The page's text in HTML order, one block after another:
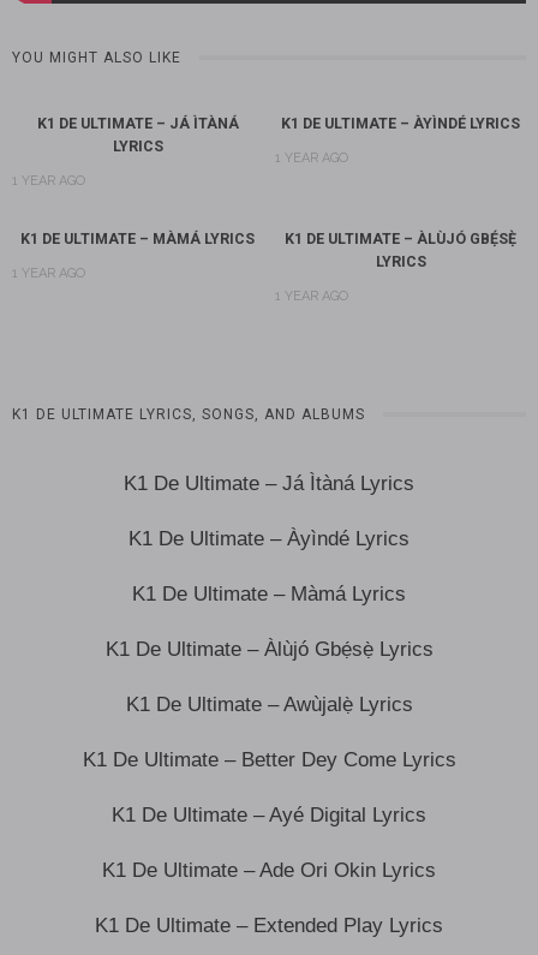
YOU MIGHT ALSO LIKE
K1 DE ULTIMATE – JÁ ÌTÀNÁ
LYRICS
1 YEAR AGO
K1 DE ULTIMATE – ÀYÌNDÉ LYRICS
1 YEAR AGO
K1 DE ULTIMATE – MÀMÁ LYRICS
1 YEAR AGO
K1 DE ULTIMATE – ÀLÙJÓ GBẸ́SẸ̀
LYRICS
1 YEAR AGO
K1 DE ULTIMATE LYRICS, SONGS, AND ALBUMS
K1 De Ultimate – Já Ìtàná Lyrics
K1 De Ultimate – Àyìndé Lyrics
K1 De Ultimate – Màmá Lyrics
K1 De Ultimate – Àlùjó Gbẹ́sẹ̀ Lyrics
K1 De Ultimate – Awùjalẹ̀ Lyrics
K1 De Ultimate – Better Dey Come Lyrics
K1 De Ultimate – Ayé Digital Lyrics
K1 De Ultimate – Ade Ori Okin Lyrics
K1 De Ultimate – Extended Play Lyrics